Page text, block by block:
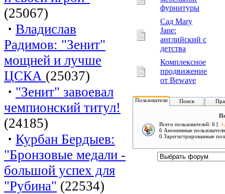
(25067)
· Владислав
Радимов: "Зенит"
мощней и лучше
ЦСКА (25037)
· "Зенит" завоевал
чемпионский титул!
(24185)
· Курбан Бердыев:
"Бронзовые медали -
большой успех для
"Рубина" (22534)
фурнитуры
Сад Mary
Jane:
английский с
детства
Комплексное
продвижение
от Bewave
Пользователи Поиск
Всего пользователей: 6 [
6 Анонимные пользователи
0 Зарегистрированные